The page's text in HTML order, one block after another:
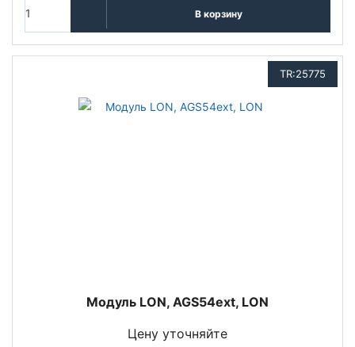
В корзину
TR:25775
Модуль LON, AGS54ext, LON
Цену уточняйте